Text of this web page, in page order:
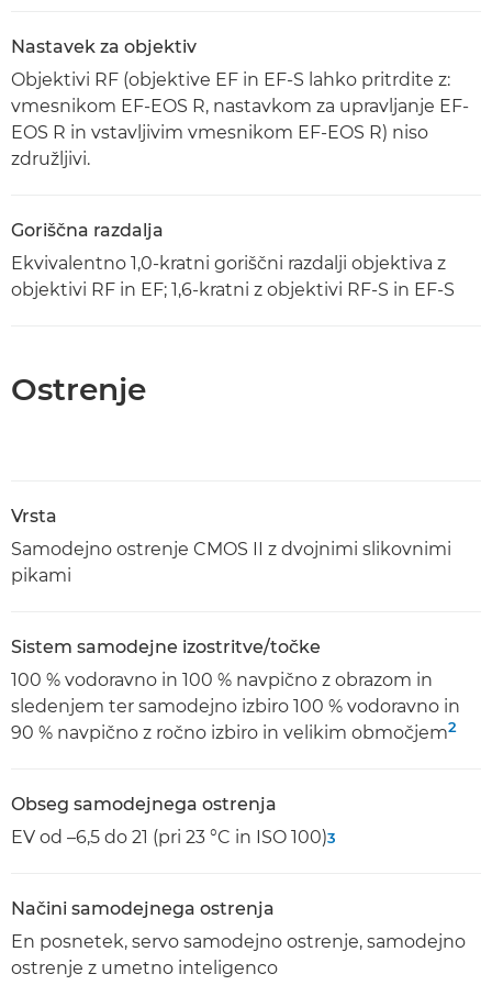
Nastavek za objektiv
Objektivi RF (objektive EF in EF-S lahko pritrdite z:
vmesnikom EF-EOS R, nastavkom za upravljanje EF-
EOS R in vstavljivim vmesnikom EF-EOS R) niso
združljivi.
Goriščna razdalja
Ekvivalentno 1,0-kratni goriščni razdalji objektiva z
objektivi RF in EF; 1,6-kratni z objektivi RF-S in EF-S
Ostrenje
Vrsta
Samodejno ostrenje CMOS II z dvojnimi slikovnimi
pikami
Sistem samodejne izostritve/točke
100 % vodoravno in 100 % navpično z obrazom in
sledenjem ter samodejno izbiro 100 % vodoravno in
90 % navpično z ročno izbiro in velikim območjem2
Obseg samodejnega ostrenja
EV od –6,5 do 21 (pri 23 °C in ISO 100)3
Načini samodejnega ostrenja
En posnetek, servo samodejno ostrenje, samodejno
ostrenje z umetno inteligenco